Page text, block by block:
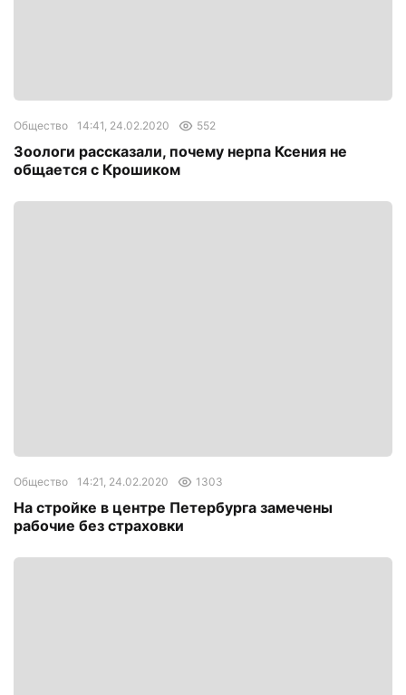
Общество 14:41, 24.02.2020 552
Зоологи рассказали, почему нерпа Ксения не
общается с Крошиком
Общество 14:21, 24.02.2020 1303
На стройке в центре Петербурга замечены
рабочие без страховки